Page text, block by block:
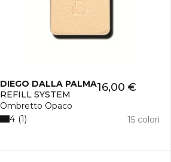
DIEGO DALLA PALMA
REFILL SYSTEM
Ombretto Opaco
16,00 €
15 colori
4 1